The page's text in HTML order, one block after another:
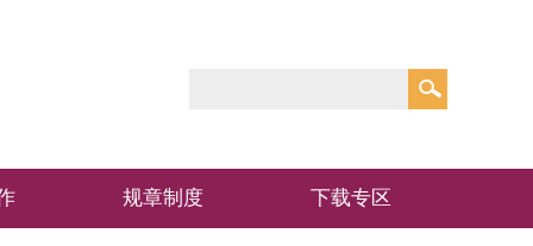
规章制度 下载专区